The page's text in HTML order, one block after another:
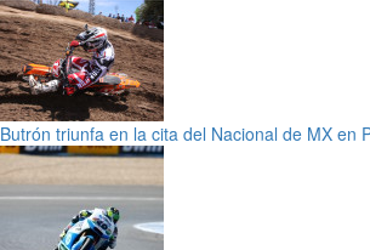
Butrón triunfa en la cita del Nacional de MX en